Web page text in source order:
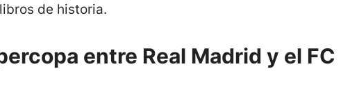
de historia.
entre Real Madrid y el FC